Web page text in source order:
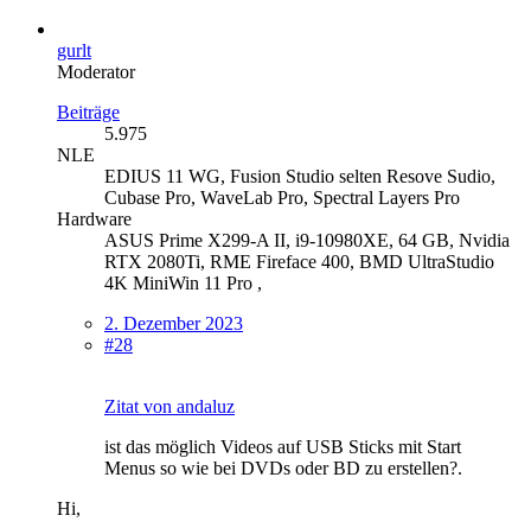
gurlt
Moderator
Beiträge
5.975
NLE
EDIUS 11 WG, Fusion Studio selten Resove Sudio,
Cubase Pro, WaveLab Pro, Spectral Layers Pro
Hardware
ASUS Prime X299-A II, i9-10980XE, 64 GB, Nvidia
RTX 2080Ti, RME Fireface 400, BMD UltraStudio
4K MiniWin 11 Pro ,
2. Dezember 2023
#28
Zitat von andaluz
ist das möglich Videos auf USB Sticks mit Start
Menus so wie bei DVDs oder BD zu erstellen?.
Hi,